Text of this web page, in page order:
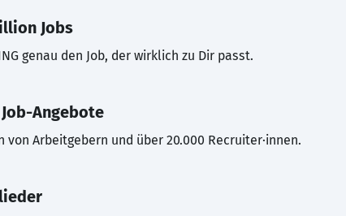
Jobs
genau den Job, der wirklich zu Dir passt.
Angebote
von Arbeitgebern und über 20.000 Recruiter·innen.